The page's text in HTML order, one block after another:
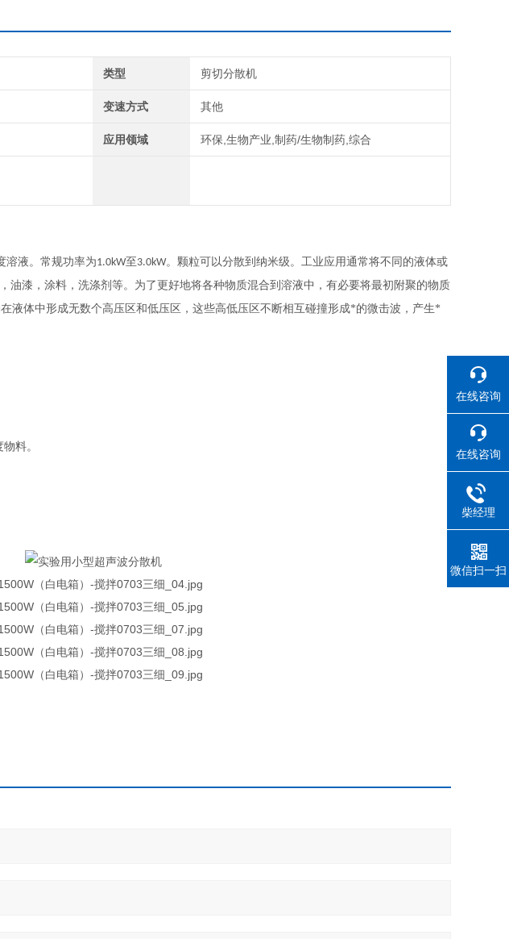
类型 剪切分散机
变速方式 其他
应用领域 环保,生物产业,制药/生物制药,综合
溶液。常规功率为1.0kW至 3.0kW。颗粒可以分散到纳米级。工业应用通常将不同的液体或
油漆，涂料，洗涤剂等。为了更好地将各种物质混合到溶液中，有必要将最初附聚的物质
液体中形成无数个高压区和低压区，这些高低压区不断相互碰撞形成*的微击波，产生*
料。
在线咨询
在线咨询
柴经理
微信扫一扫